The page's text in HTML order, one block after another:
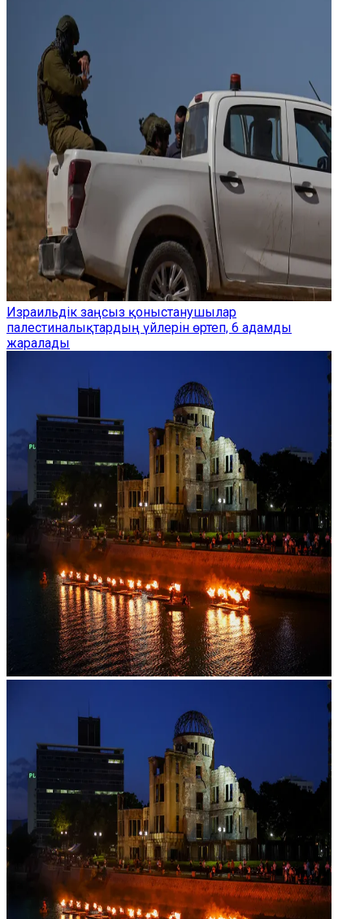
Израильдік заңсыз қоныстанушылар
палестиналықтардың үйлерін өртеп, 6 адамды
жаралады